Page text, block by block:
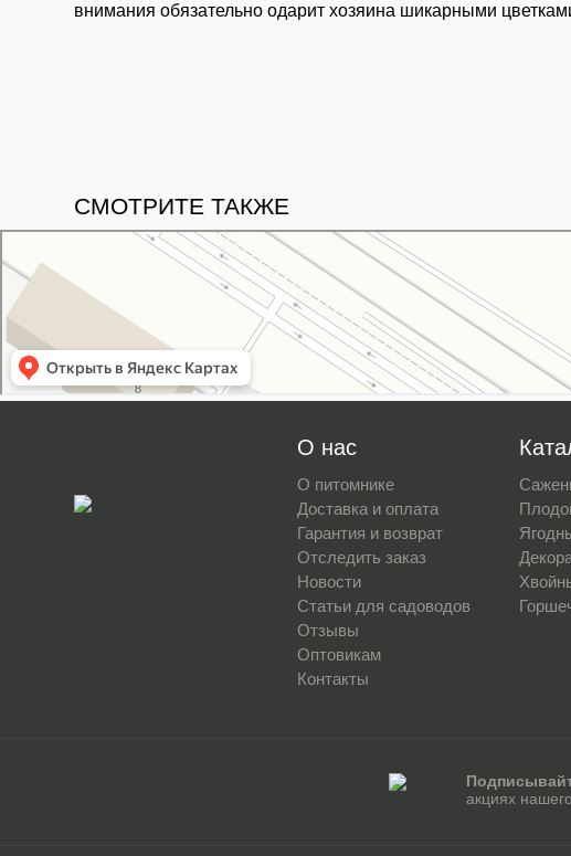
внимания обязательно одарит хозяина шикарными
СМОТРИТЕ ТАКЖЕ
Питомник растений в Москве
Садовый центр в Москве
О нас
О питомнике
Доставка и оплата
Гарантия и возврат
Отследить заказ
Новости
Статьи для садоводов
Отзывы
Оптовикам
Контакты
акциях